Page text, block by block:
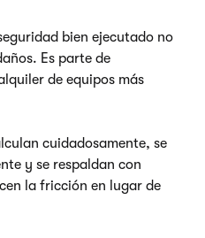
bien ejecutado no
Es parte de
de equipos más
cuidadosamente, se
y se respaldan con
la fricción en lugar de